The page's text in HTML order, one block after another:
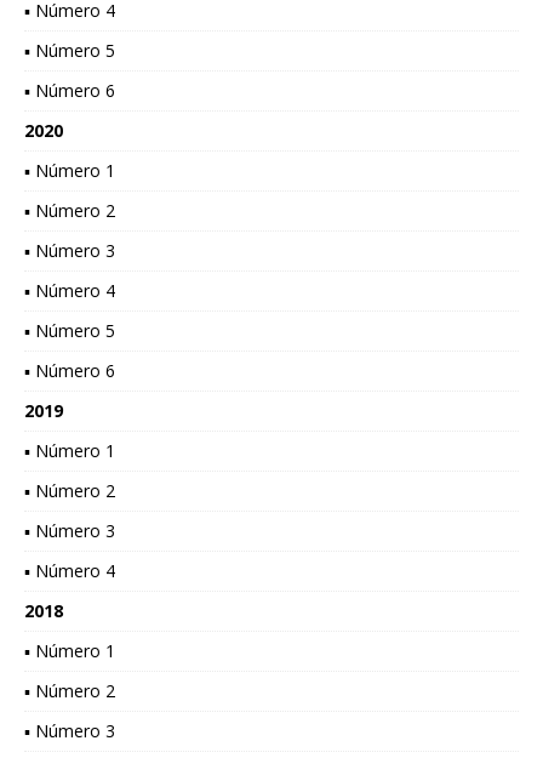
▪ Número 4
▪ Número 5
▪ Número 6
2020
▪ Número 1
▪ Número 2
▪ Número 3
▪ Número 4
▪ Número 5
▪ Número 6
2019
▪ Número 1
▪ Número 2
▪ Número 3
▪ Número 4
2018
▪ Número 1
▪ Número 2
▪ Número 3